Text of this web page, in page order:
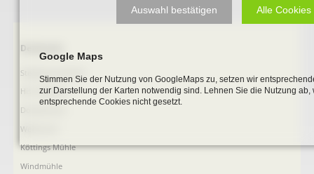
Navigation
überspringen
Denkmale
Stephanus-Kirche
Hist. Rathaus
Domitorium
Wehrturm
Köttings Mühle
Windmühle
Auswahl bestätigen Alle
Google Maps
Stimmen Sie der Nutzung von GoogleMaps zu, setzen wir
zur Darstellung der Karten notwendig sind. Lehnen Sie die Nutzung ab,
entsprechende Cookies nicht gesetzt.